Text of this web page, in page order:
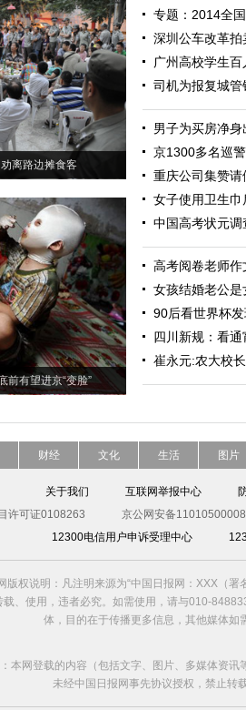
离路边摊食客
前有望进京“变脸”
专题：2014全
深圳公车改革
广州高校学生
司机为报复城
男子为买房净
京1300多名巡
重庆公司集赞
女子使用卫生
中国高考状元
高考阅卷老师
女孩结婚老公
90后看世界杯
四川新规：看
崔永元:农大校
财经 文化 生活 图片
关于我们 互联网举报中心
许可证0108263
京公网安备
12300电信用户申诉受理中心
版权说明：凡注明来源为“中国日报网：XXX（
载、使用，违者必究。如需使用，请与010-
体，目的在于传播更多信息，其他媒体
本网登载的内容（包括文字、图片、多媒体资
未经中国日报网事先协议授权，禁止转